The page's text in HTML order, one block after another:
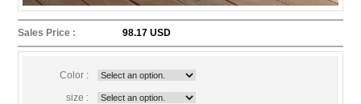
Sales Price : 98.17 USD
Color :
size :